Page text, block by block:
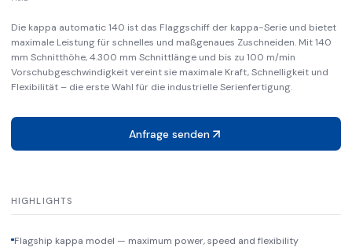
Die kappa automatic 140 ist das Flaggschiff der kappa-Serie und bietet
maximale Leistung für schnelles und maßgenaues Zuschneiden. Mit 140
mm Schnitthöhe, 4.300 mm Schnittlänge und bis zu 100 m/min
Vorschubgeschwindigkeit vereint sie maximale Kraft, Schnelligkeit und
Flexibilität – die erste Wahl für die industrielle Serienfertigung.
Anfrage senden
HIGHLIGHTS
Flagship kappa model — maximum power, speed and flexibility